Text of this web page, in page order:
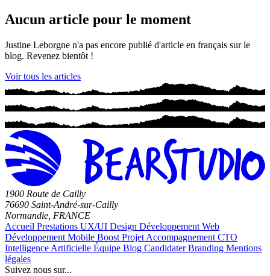
Aucun article pour le moment
Justine Leborgne n'a pas encore publié d'article en français sur le
blog. Revenez bientôt !
Voir tous les articles
1900 Route de Cailly
76690 Saint-André-sur-Cailly
Normandie, FRANCE
Accueil Prestations UX/UI Design Développement Web
Développement Mobile Boost Projet Accompagnement CTO
Intelligence Artificielle Équipe Blog CandidaterBranding Mentions
légales
Suivez nous sur...